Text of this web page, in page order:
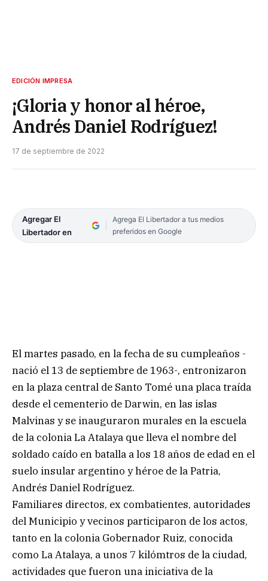
EDICIÓN IMPRESA
¡Gloria y honor al héroe,
Andrés Daniel Rodríguez!
17 de septiembre de 2022
Agregar El
Libertador en
Agrega El Libertador a tus medios
preferidos en Google
El martes pasado, en la fecha de su cumpleaños -
nació el 13 de septiembre de 1963-, entronizaron
en la plaza central de Santo Tomé una placa traída
desde el cementerio de Darwin, en las islas
Malvinas y se inauguraron murales en la escuela
de la colonia La Atalaya que lleva el nombre del
soldado caído en batalla a los 18 años de edad en el
suelo insular argentino y héroe de la Patria,
Andrés Daniel Rodríguez.
Familiares directos, ex combatientes, autoridades
del Municipio y vecinos participaron de los actos,
tanto en la colonia Gobernador Ruiz, conocida
como La Atalaya, a unos 7 kilómtros de la ciudad,
actividades que fueron una iniciativa de la